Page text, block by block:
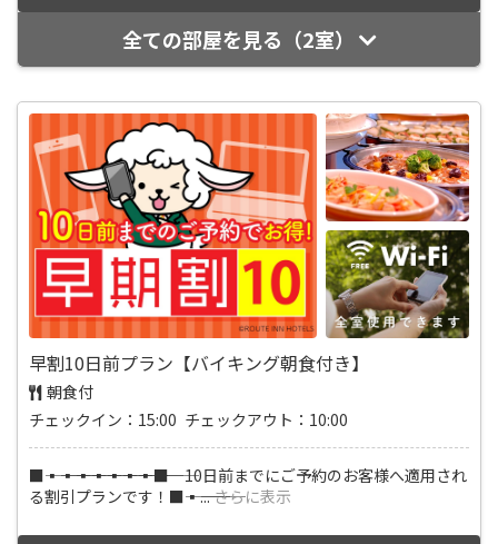
全ての部屋を見る（2室）
早割10日前プラン【バイキング朝食付き】
朝食付
チェックイン：15:00 チェックアウト：10:00
■―――▪―――▪―――▪―――▪―――▪―――▪―――▪―――■ 10日前までにご予約のお客様へ適用され
る割引プランです！■―――▪―――...さらに表示